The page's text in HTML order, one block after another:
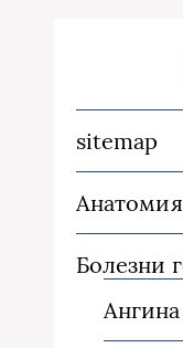
sitemap
Болезни
Ангина